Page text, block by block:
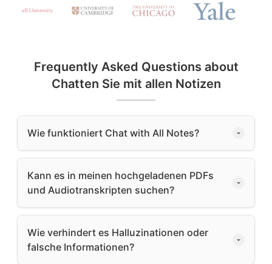
Frequently Asked Questions about
Chatten Sie mit allen Notizen
Wie funktioniert Chat with All Notes?
Kann es in meinen hochgeladenen PDFs
und Audiotranskripten suchen?
Wie verhindert es Halluzinationen oder
falsche Informationen?